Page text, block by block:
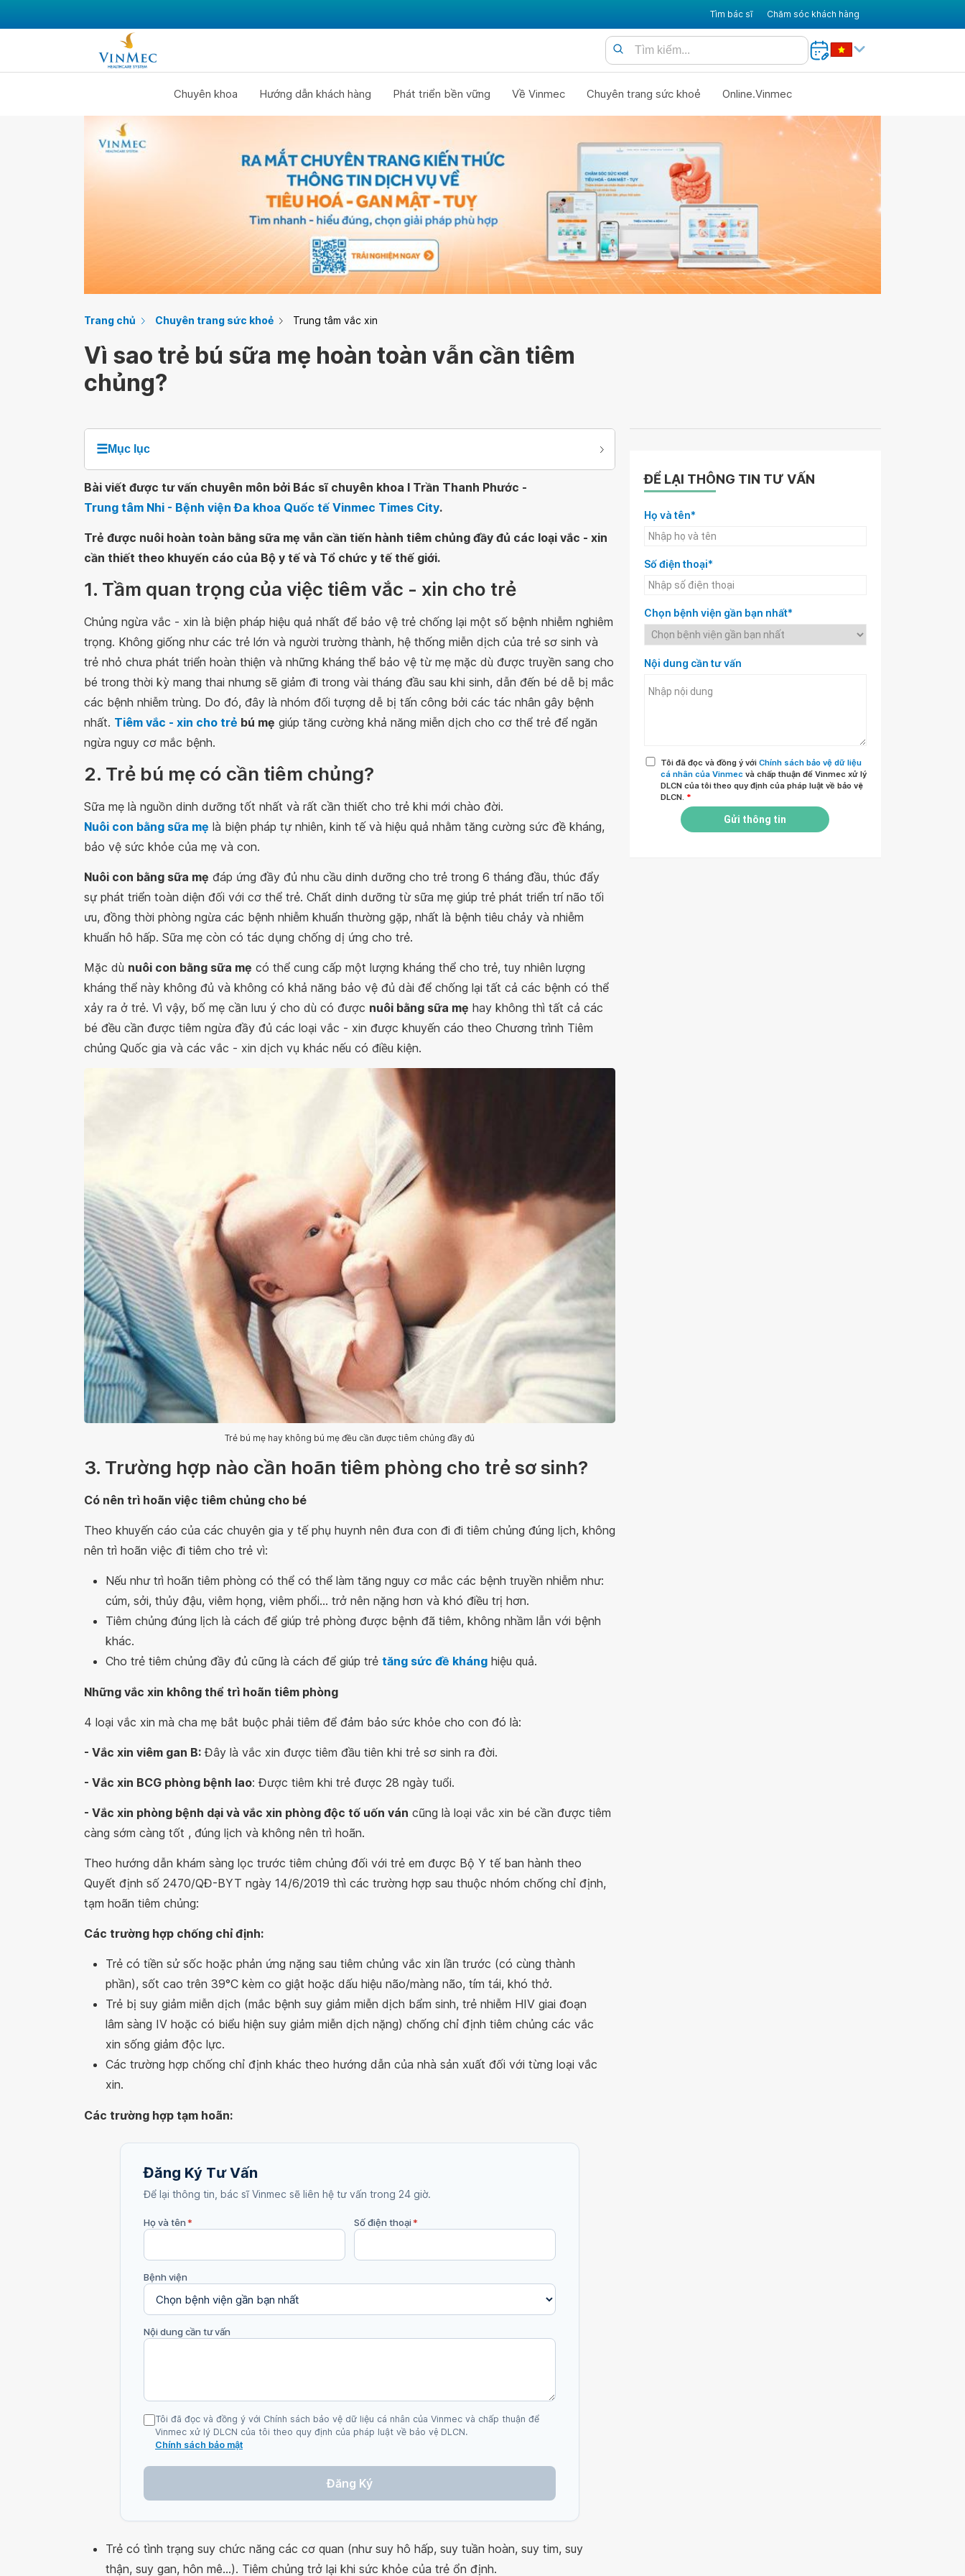
Tìm bác sĩ Chăm sóc khách hàng
Chuyên khoa Hướng dẫn khách hàng Phát triển bền vững Về Vinmec Chuyên trang sức khoẻ Online.Vinmec
Trang chủ Chuyên trang sức khoẻ Trung tâm vắc xin
Vì sao trẻ bú sữa mẹ hoàn toàn vẫn cần tiêm
chủng?
☰Mục lục
Bài viết được tư vấn chuyên môn bởi Bác sĩ chuyên khoa I Trần Thanh Phước -
Trung tâm Nhi - Bệnh viện Đa khoa Quốc tế Vinmec Times City.
Trẻ được nuôi hoàn toàn bằng sữa mẹ vẫn cần tiến hành tiêm chủng đầy đủ các loại vắc - xin
cần thiết theo khuyến cáo của Bộ y tế và Tổ chức y tế thế giới.
1. Tầm quan trọng của việc tiêm vắc - xin cho trẻ
Chủng ngừa vắc - xin là biện pháp hiệu quả nhất để bảo vệ trẻ chống lại một số bệnh nhiễm nghiêm
trọng. Không giống như các trẻ lớn và người trường thành, hệ thống miễn dịch của trẻ sơ sinh và
trẻ nhỏ chưa phát triển hoàn thiện và những kháng thể bảo vệ từ mẹ mặc dù được truyền sang cho
bé trong thời kỳ mang thai nhưng sẽ giảm đi trong vài tháng đầu sau khi sinh, dẫn đến bé dễ bị mắc
các bệnh nhiễm trùng. Do đó, đây là nhóm đối tượng dễ bị tấn công bởi các tác nhân gây bệnh
nhất. Tiêm vắc - xin cho trẻ bú mẹ giúp tăng cường khả năng miễn dịch cho cơ thể trẻ để ngăn
ngừa nguy cơ mắc bệnh.
2. Trẻ bú mẹ có cần tiêm chủng?
Sữa mẹ là nguồn dinh dưỡng tốt nhất và rất cần thiết cho trẻ khi mới chào đời.
Nuôi con bằng sữa mẹ là biện pháp tự nhiên, kinh tế và hiệu quả nhằm tăng cường sức đề kháng,
bảo vệ sức khỏe của mẹ và con.
Nuôi con bằng sữa mẹ đáp ứng đầy đủ nhu cầu dinh dưỡng cho trẻ trong 6 tháng đầu, thúc đẩy
sự phát triển toàn diện đối với cơ thể trẻ. Chất dinh dưỡng từ sữa mẹ giúp trẻ phát triển trí não tối
ưu, đồng thời phòng ngừa các bệnh nhiễm khuẩn thường gặp, nhất là bệnh tiêu chảy và nhiễm
khuẩn hô hấp. Sữa mẹ còn có tác dụng chống dị ứng cho trẻ.
Mặc dù nuôi con bằng sữa mẹ có thể cung cấp một lượng kháng thể cho trẻ, tuy nhiên lượng
kháng thể này không đủ và không có khả năng bảo vệ đủ dài để chống lại tất cả các bệnh có thể
xảy ra ở trẻ. Vì vậy, bố mẹ cần lưu ý cho dù có được nuôi bằng sữa mẹ hay không thì tất cả các
bé đều cần được tiêm ngừa đầy đủ các loại vắc - xin được khuyến cáo theo Chương trình Tiêm
chủng Quốc gia và các vắc - xin dịch vụ khác nếu có điều kiện.
Trẻ bú mẹ hay không bú mẹ đều cần được tiêm chủng đầy đủ
3. Trường hợp nào cần hoãn tiêm phòng cho trẻ sơ sinh?
Có nên trì hoãn việc tiêm chủng cho bé
Theo khuyến cáo của các chuyên gia y tế phụ huynh nên đưa con đi đi tiêm chủng đúng lịch, không
nên trì hoãn việc đi tiêm cho trẻ vì:
Nếu như trì hoãn tiêm phòng có thể có thể làm tăng nguy cơ mắc các bệnh truyền nhiễm như:
cúm, sởi, thủy đậu, viêm họng, viêm phổi... trở nên nặng hơn và khó điều trị hơn.
Tiêm chủng đúng lịch là cách để giúp trẻ phòng được bệnh đã tiêm, không nhầm lẫn với bệnh
khác.
Cho trẻ tiêm chủng đầy đủ cũng là cách để giúp trẻ tăng sức đề kháng hiệu quả.
Những vắc xin không thể trì hoãn tiêm phòng
4 loại vắc xin mà cha mẹ bắt buộc phải tiêm để đảm bảo sức khỏe cho con đó là:
- Vắc xin viêm gan B: Đây là vắc xin được tiêm đầu tiên khi trẻ sơ sinh ra đời.
- Vắc xin BCG phòng bệnh lao: Được tiêm khi trẻ được 28 ngày tuổi.
- Vắc xin phòng bệnh dại và vắc xin phòng độc tố uốn ván cũng là loại vắc xin bé cần được tiêm
càng sớm càng tốt , đúng lịch và không nên trì hoãn.
Theo hướng dẫn khám sàng lọc trước tiêm chủng đối với trẻ em được Bộ Y tế ban hành theo
Quyết định số 2470/QĐ-BYT ngày 14/6/2019 thì các trường hợp sau thuộc nhóm chống chỉ định,
tạm hoãn tiêm chủng:
Các trường hợp chống chỉ định:
Trẻ có tiền sử sốc hoặc phản ứng nặng sau tiêm chủng vắc xin lần trước (có cùng thành
phần), sốt cao trên 39°C kèm co giật hoặc dấu hiệu não/màng não, tím tái, khó thở.
Trẻ bị suy giảm miễn dịch (mắc bệnh suy giảm miễn dịch bẩm sinh, trẻ nhiễm HIV giai đoạn
lâm sàng IV hoặc có biểu hiện suy giảm miễn dịch nặng) chống chỉ định tiêm chủng các vắc
xin sống giảm độc lực.
Các trường hợp chống chỉ định khác theo hướng dẫn của nhà sản xuất đối với từng loại vắc
xin.
Các trường hợp tạm hoãn:
Đăng Ký Tư Vấn
Để lại thông tin, bác sĩ Vinmec sẽ liên hệ tư vấn trong 24 giờ.
Họ và tên* Số điện thoại*
Bệnh viện
Nội dung cần tư vấn
Tôi đã đọc và đồng ý với Chính sách bảo vệ dữ liệu cá nhân của Vinmec và chấp thuận để
Vinmec xử lý DLCN của tôi theo quy định của pháp luật về bảo vệ DLCN.
Chính sách bảo mật
Đăng Ký
Trẻ có tình trạng suy chức năng các cơ quan (như suy hô hấp, suy tuần hoàn, suy tim, suy
thận, suy gan, hôn mê...). Tiêm chủng trở lại khi sức khỏe của trẻ ổn định.
ĐỂ LẠI THÔNG TIN TƯ VẤN
Họ và tên*
Số điện thoại*
Chọn bệnh viện gần bạn nhất*
Nội dung cần tư vấn
Tôi đã đọc và đồng ý với Chính sách bảo vệ dữ liệu
cá nhân của Vinmec và chấp thuận để Vinmec xử lý
DLCN của tôi theo quy định của pháp luật về bảo vệ
DLCN. *
Gửi thông tin